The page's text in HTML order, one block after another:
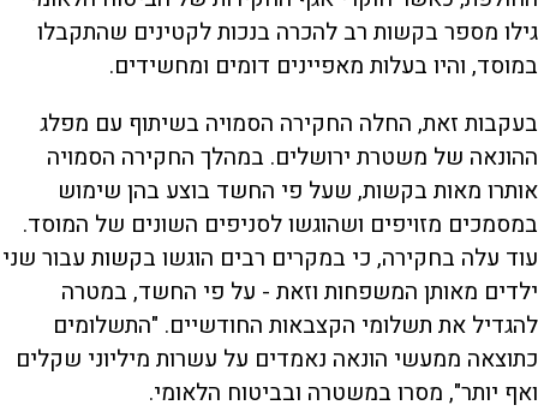
גילו מספר בקשות רב להכרה בנכות לקטינים שהתקבלו
במוסד, והיו בעלות מאפיינים דומים ומחשידים.
בעקבות זאת, החלה החקירה הסמויה בשיתוף עם מפלג
ההונאה של משטרת ירושלים. במהלך החקירה הסמויה
אותרו מאות בקשות, שעל פי החשד בוצע בהן שימוש
במסמכים מזויפים ושהוגשו לסניפים השונים של המוסד.
עוד עלה בחקירה, כי במקרים רבים הוגשו בקשות עבור שני
ילדים מאותן המשפחות וזאת - על פי החשד, במטרה
להגדיל את תשלומי הקצבאות החודשיים. "התשלומים
כתוצאה ממעשי הונאה נאמדים על עשרות מיליוני שקלים
ואף יותר", מסרו במשטרה ובביטוח הלאומי.